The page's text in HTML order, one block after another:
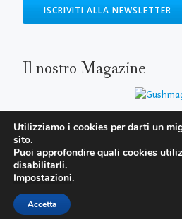
Il nostro Magazine
SECONDARY
MENU
Utilizziamo i cookies per darti un
sito.
Puoi approfondire quali cookies
disabilitarli.
Impostazioni.
Accetta